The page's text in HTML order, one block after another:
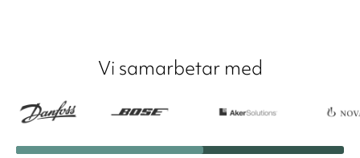
Vi samarbetar med